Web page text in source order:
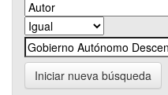
Iniciar nueva búsqueda